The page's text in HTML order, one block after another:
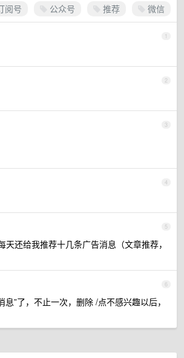
阅号 公众号 推荐 微信
1
2
3
4
5
还给我推荐十几条广告消息（文章推荐，
6
”了，不止一次，删除 /点不感兴趣以后，